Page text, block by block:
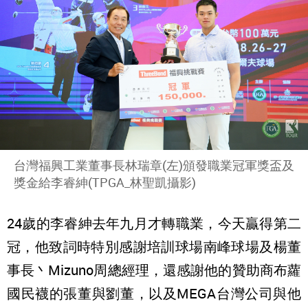
台灣福興工業董事長林瑞章(左)頒發職業冠軍獎盃及
獎金給李睿紳(TPGA_林聖凱攝影)
24歲的李睿紳去年九月才轉職業，今天贏得第二
冠，他致詞時特別感謝培訓球場南峰球場及楊董
事長丶Mizuno周總經理，還感謝他的贊助商布蘿
國民襪的張董與劉董，以及MEGA台灣公司與他